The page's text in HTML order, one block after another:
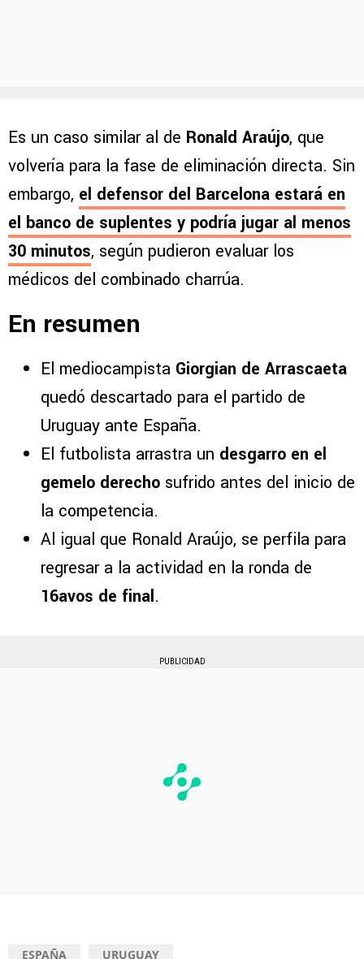
Es un caso similar al de Ronald Araújo, que
volvería para la fase de eliminación directa. Sin
embargo, el defensor del Barcelona estará en
el banco de suplentes y podría jugar al menos
30 minutos, según pudieron evaluar los
médicos del combinado charrúa.
En resumen
El mediocampista Giorgian de Arrascaeta
quedó descartado para el partido de
Uruguay ante España.
El futbolista arrastra un desgarro en el
gemelo derecho sufrido antes del inicio de
la competencia.
Al igual que Ronald Araújo, se perfila para
regresar a la actividad en la ronda de
16avos de final.
PUBLICIDAD
ESPAÑA URUGUAY